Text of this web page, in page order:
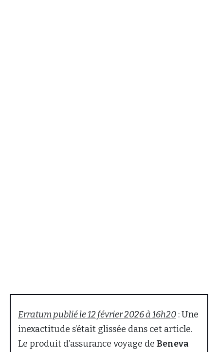
Erratum publié le 12 février 2026 à 16h20 : Une
inexactitude s’était glissée dans cet article.
Le produit d’assurance voyage de Beneva